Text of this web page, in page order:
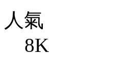
人氣
8K